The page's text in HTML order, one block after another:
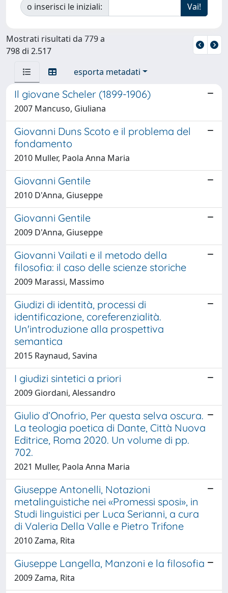
o inserisci le iniziali:
Mostrati risultati da 779 a
798 di 2.517
esporta metadati
Il giovane Scheler (1899-1906)
2007 Mancuso, Giuliana
Giovanni Duns Scoto e il problema del
fondamento
2010 Muller, Paola Anna Maria
Giovanni Gentile
2010 D'Anna, Giuseppe
Giovanni Gentile
2009 D'Anna, Giuseppe
Giovanni Vailati e il metodo della
filosofia: il caso delle scienze storiche
2009 Marassi, Massimo
Giudizi di identità, processi di
identificazione, coreferenzialità.
Un'introduzione alla prospettiva
semantica
2015 Raynaud, Savina
I giudizi sintetici a priori
2009 Giordani, Alessandro
Giulio d’Onofrio, Per questa selva oscura.
La teologia poetica di Dante, Città Nuova
Editrice, Roma 2020. Un volume di pp.
702.
2021 Muller, Paola Anna Maria
Giuseppe Antonelli, Notazioni
metalinguistiche nei «Promessi sposi», in
Studi linguistici per Luca Serianni, a cura
di Valeria Della Valle e Pietro Trifone
2010 Zama, Rita
Giuseppe Langella, Manzoni e la filosofia
2009 Zama, Rita